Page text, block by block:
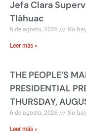
Jefa Clara
Tláhuac
6 de agosto, 2026 No
Leer más »
THE PEOPLE’S
PRESIDENTIAL
THURSDAY,
6 de agosto, 2026 No
Leer más »